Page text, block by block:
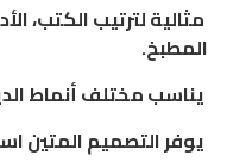
مثالية لترتيب الكتب،
المطبخ.
يناسب مختلف أنماط
يوفر التصميم المتين